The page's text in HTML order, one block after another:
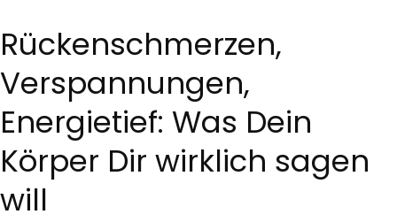
Rückenschmerzen,
Verspannungen,
Energietief: Was Dein
Körper Dir wirklich sagen
will